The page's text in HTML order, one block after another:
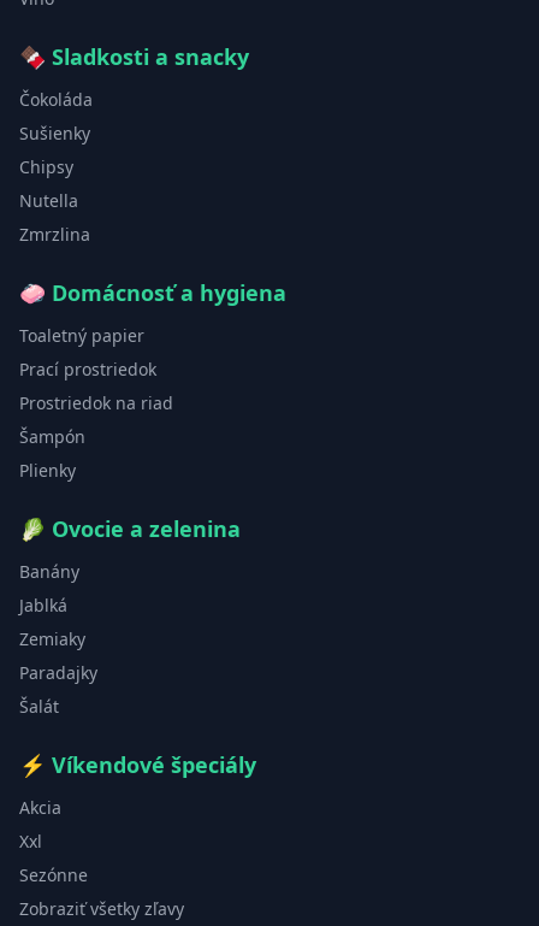
🍫 Sladkosti a snacky
Čokoláda
Sušienky
Chipsy
Nutella
Zmrzlina
🧼 Domácnosť a hygiena
Toaletný papier
Prací prostriedok
Prostriedok na riad
Šampón
Plienky
🥬 Ovocie a zelenina
Banány
Jablká
Zemiaky
Paradajky
Šalát
⚡ Víkendové špeciály
Akcia
Xxl
Sezónne
Zobraziť všetky zľavy